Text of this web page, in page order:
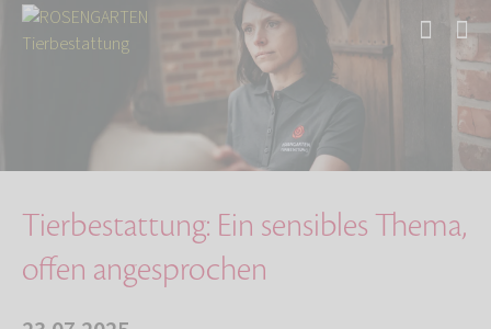
Tierbestattung: Ein sensibles Thema, offen an…
Tierbestattung: Ein sensibles Thema,
offen angesprochen